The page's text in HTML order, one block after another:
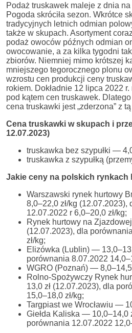
Podaż truskawek maleje z dnia
Pogoda skróciła sezon. Wkrótce
tradycyjnych letnich odmian
także w skupach. Asortyment
podaż owoców późnych odmian
owocowanie, a za kilka tygodni
zbiorów. Niemniej mimo krótszej
mniejszego tegorocznego plonu
wzrostu cen produkcji ceny
rokiem. Dokładnie 12 lipca 2022
pod kątem cen truskawek.
cena truskawki jest „zderzona” z
Cena truskawki w skupach i
12.07.2023)
truskawka bez szypułki —
truskawka z szypułką
Jakie ceny na polskich rynkach
Warszawski rynek hurtowy
8,0–22,0 zł/kg (12.07.2023),
12.07.2022 r 6,0–20,0 zł/kg;
Rynek hurtowy na
(12.07.2023), dla
zł/kg;
Elizówka (Lublin) —
porównania 8.07.2022
WGRO (Poznań) — 8,0–14,5
Rolno-Spożywczy Rynek
13,0 zł (12.07.2023), dla
15,0–18,0 zł/kg;
Targpiast we Wrocławiu —
Giełda Kaliska — 10,0–14,0
porównania 12.07.2022